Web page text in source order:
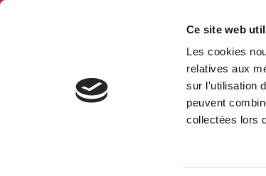
Ce site web
Les cookies
relatives aux
sur l'utilisation
peuvent
collectées lors
Home Renaud Garcia-Bardidia